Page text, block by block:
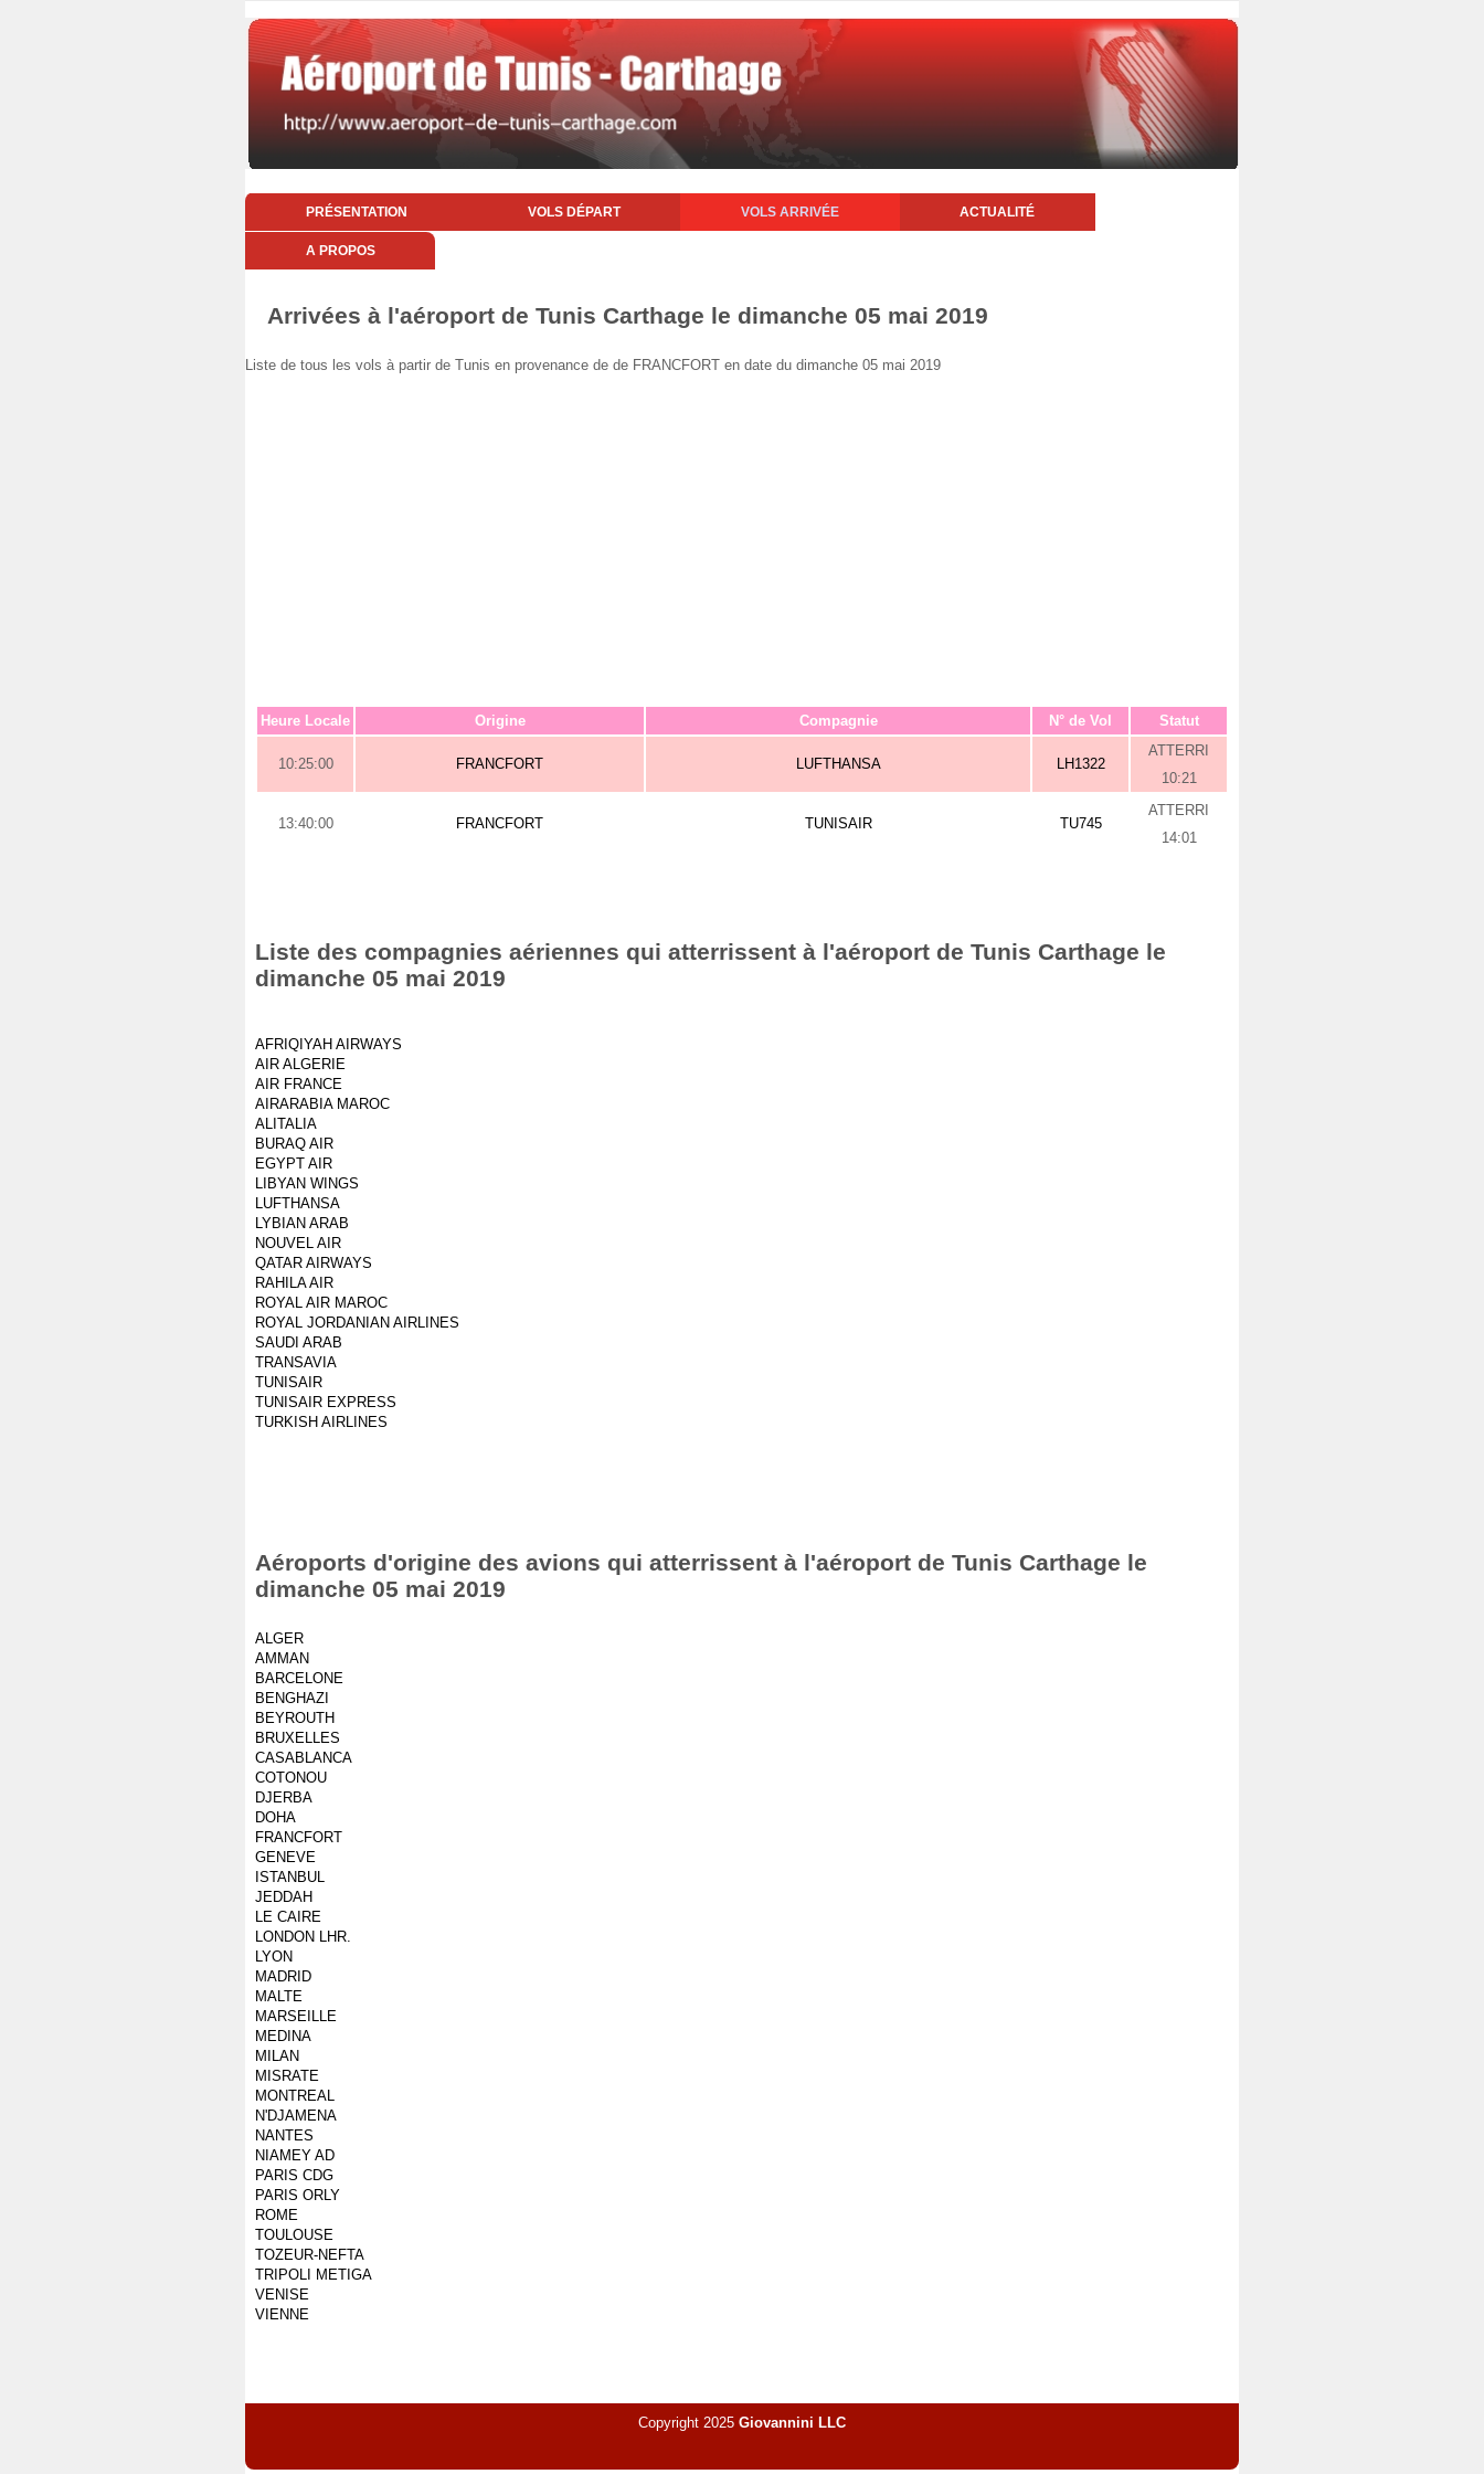
PRÉSENTATION VOLS DÉPART VOLS ARRIVÉE ACTUALITÉ
A PROPOS
Arrivées à l'aéroport de Tunis Carthage le dimanche 05 mai 2019
Liste de tous les vols à partir de Tunis en provenance de de FRANCFORT en date du dimanche 05 mai 2019
Heure Locale Origine Compagnie N° de Vol Statut
10:25:00 FRANCFORT LUFTHANSA LH1322
ATTERRI
10:21
13:40:00 FRANCFORT TUNISAIR TU745
ATTERRI
14:01
Liste des compagnies aériennes qui atterrissent à l'aéroport de Tunis Carthage le
dimanche 05 mai 2019
AFRIQIYAH AIRWAYS
AIR ALGERIE
AIR FRANCE
AIRARABIA MAROC
ALITALIA
BURAQ AIR
EGYPT AIR
LIBYAN WINGS
LUFTHANSA
LYBIAN ARAB
NOUVEL AIR
QATAR AIRWAYS
RAHILA AIR
ROYAL AIR MAROC
ROYAL JORDANIAN AIRLINES
SAUDI ARAB
TRANSAVIA
TUNISAIR
TUNISAIR EXPRESS
TURKISH AIRLINES
Aéroports d'origine des avions qui atterrissent à l'aéroport de Tunis Carthage le
dimanche 05 mai 2019
ALGER
AMMAN
BARCELONE
BENGHAZI
BEYROUTH
BRUXELLES
CASABLANCA
COTONOU
DJERBA
DOHA
FRANCFORT
GENEVE
ISTANBUL
JEDDAH
LE CAIRE
LONDON LHR.
LYON
MADRID
MALTE
MARSEILLE
MEDINA
MILAN
MISRATE
MONTREAL
N'DJAMENA
NANTES
NIAMEY AD
PARIS CDG
PARIS ORLY
ROME
TOULOUSE
TOZEUR-NEFTA
TRIPOLI METIGA
VENISE
VIENNE
Copyright 2025 Giovannini LLC